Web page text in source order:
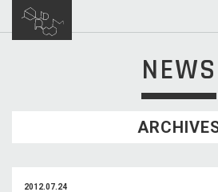
NEWS
2012.07.24